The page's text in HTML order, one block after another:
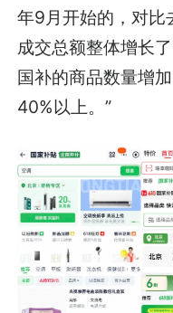
年9月开始的，对比
成交总额整体增长
国补的商品数量增
40%以上。”